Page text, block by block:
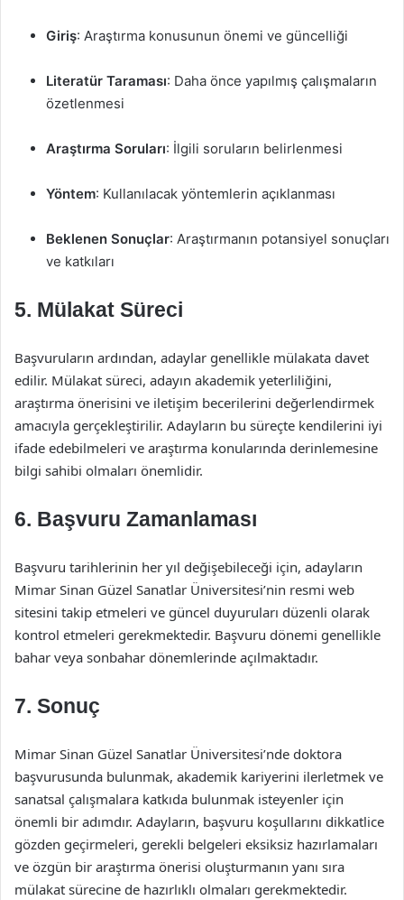
Giriş: Araştırma konusunun önemi ve güncelliği
Literatür Taraması: Daha önce yapılmış çalışmaların
özetlenmesi
Araştırma Soruları: İlgili soruların belirlenmesi
Yöntem: Kullanılacak yöntemlerin açıklanması
Beklenen Sonuçlar: Araştırmanın potansiyel sonuçları
ve katkıları
5. Mülakat Süreci
Başvuruların ardından, adaylar genellikle mülakata davet
edilir. Mülakat süreci, adayın akademik yeterliliğini,
araştırma önerisini ve iletişim becerilerini değerlendirmek
amacıyla gerçekleştirilir. Adayların bu süreçte kendilerini iyi
ifade edebilmeleri ve araştırma konularında derinlemesine
bilgi sahibi olmaları önemlidir.
6. Başvuru Zamanlaması
Başvuru tarihlerinin her yıl değişebileceği için, adayların
Mimar Sinan Güzel Sanatlar Üniversitesi’nin resmi web
sitesini takip etmeleri ve güncel duyuruları düzenli olarak
kontrol etmeleri gerekmektedir. Başvuru dönemi genellikle
bahar veya sonbahar dönemlerinde açılmaktadır.
7. Sonuç
Mimar Sinan Güzel Sanatlar Üniversitesi’nde doktora
başvurusunda bulunmak, akademik kariyerini ilerletmek ve
sanatsal çalışmalara katkıda bulunmak isteyenler için
önemli bir adımdır. Adayların, başvuru koşullarını dikkatlice
gözden geçirmeleri, gerekli belgeleri eksiksiz hazırlamaları
ve özgün bir araştırma önerisi oluşturmanın yanı sıra
mülakat sürecine de hazırlıklı olmaları gerekmektedir.